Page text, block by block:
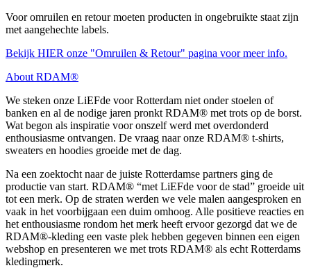
Voor omruilen en retour moeten producten in ongebruikte staat zijn
met aangehechte labels.
Bekijk HIER onze "Omruilen & Retour" pagina voor meer info.
About RDAM®
We steken onze LiEFde voor Rotterdam niet onder stoelen of
banken en al de nodige jaren pronkt RDAM® met trots op de borst.
Wat begon als inspiratie voor onszelf werd met overdonderd
enthousiasme ontvangen. De vraag naar onze RDAM® t-shirts,
sweaters en hoodies groeide met de dag.
Na een zoektocht naar de juiste Rotterdamse partners ging de
productie van start. RDAM® “met LiEFde voor de stad” groeide uit
tot een merk. Op de straten werden we vele malen aangesproken en
vaak in het voorbijgaan een duim omhoog. Alle positieve reacties en
het enthousiasme rondom het merk heeft ervoor gezorgd dat we de
RDAM®-kleding een vaste plek hebben gegeven binnen een eigen
webshop en presenteren we met trots RDAM® als echt Rotterdams
kledingmerk.